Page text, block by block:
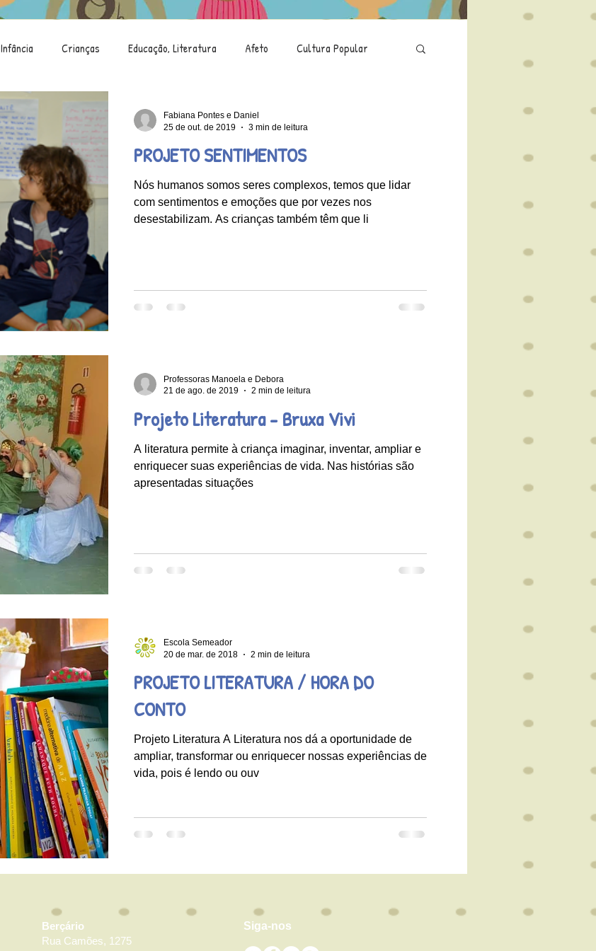
Infância Crianças Educação, Literatura Afeto Cultura Popular
Brincar Criança e Natureza
de Arte Criança e TecnologiaPROJETO SENTIMENTOS
Nós humanos somos seres complexos, temos que lidar
com sentimentos e emoções que por vezes nos
desestabilizam. As crianças também têm que li
Fabiana Pontes e Daniel
25 de out. de 2019
3 min de leitura
Projeto Literatura - Bruxa Vivi
A literatura permite à criança imaginar, inventar, ampliar e
enriquecer suas experiências de vida. Nas histórias são
apresentadas situações
Professoras Manoela e Debora
21 de ago. de 2019
2 min de leitura
PROJETO LITERATURA / HORA DO
CONTO
Projeto Literatura A Literatura nos dá a oportunidade de
ampliar, transformar ou enriquecer nossas experiências de
vida, pois é lendo ou ouv
Escola Semeador
20 de mar. de 2018
2 min de leitura
Berçário
Rua Camões, 1275
Siga-nos